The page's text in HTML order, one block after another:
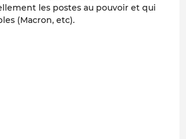
les postes au pouvoir et qui
(Macron, etc).